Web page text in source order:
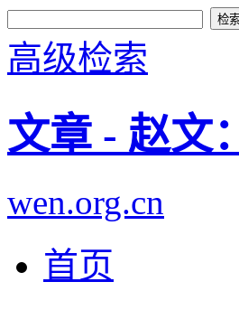
高级检索
文章 - 赵文
wen.org.cn
首页